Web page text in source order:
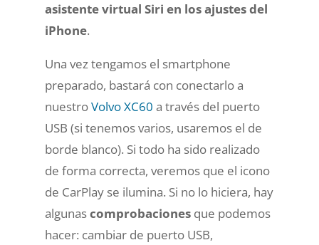
asistente virtual Siri en los ajustes del
iPhone.
Una vez tengamos el smartphone
preparado, bastará con conectarlo a
nuestroVolvo XC60 a través del puerto
USB (si tenemos varios, usaremos el de
borde blanco). Si todo ha sido realizado
de forma correcta, veremos que el icono
de CarPlay se ilumina. Si no lo hiciera, hay
algunascomprobacionesque podemos
hacer: cambiar de puerto USB,